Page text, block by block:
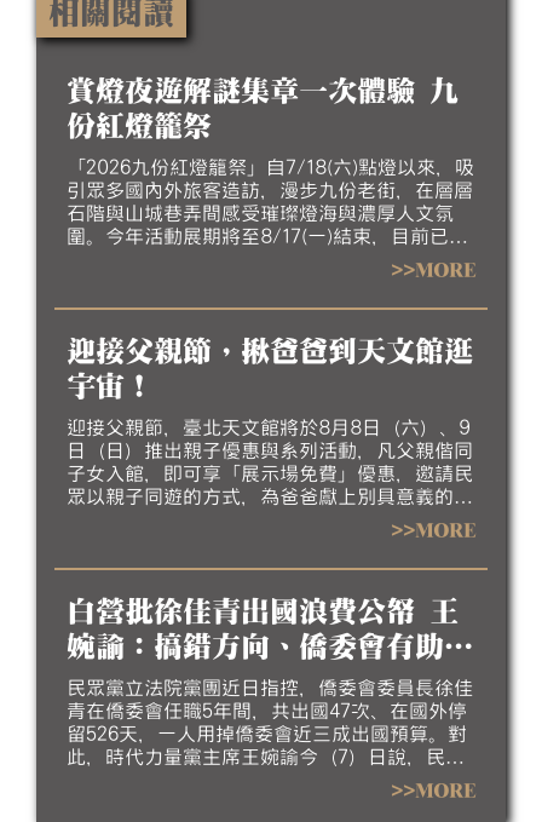
相關閱讀
賞燈夜遊解謎集章一次體驗 九
份紅燈籠祭
「2026九份紅燈籠祭」自7/18(六)點燈以來，吸
引眾多國內外旅客造訪，漫步九份老街，在層層
石階與山城巷弄間感受璀璨燈海與濃厚人文氛
圍。今年活動展期將至8/17(一)結束，目前已進
入倒數階段，誠摯邀請民眾把握暑假最後時光，
走訪九份欣賞夜間燈飾，感受山城夏夜的獨特魅
力。
>>MORE
迎接父親節，揪爸爸到天文館逛
宇宙！
迎接父親節，臺北天文館將於8月8日（六）、9
日（日）推出親子優惠與系列活動，凡父親偕同
子女入館，即可享「展示場免費」優惠，邀請民
眾以親子同遊的方式，為爸爸獻上別具意義的節
>>MORE
白營批徐佳青出國浪費公帑 王
婉諭：搞錯方向、僑委會有助台
灣外交
民眾黨立法院黨團近日指控，僑委會委員長徐佳
青在僑委會任職5年間，共出國47次、在國外停
留526天，一人用掉僑委會近三成出國預算。對
此，時代力量黨主席王婉諭今（7）日說，民眾
黨根本搞錯方向。她指出，台灣外交處境非常艱
難，僑委會委員長可藉僑務名義到非邦交國，為
>>MORE